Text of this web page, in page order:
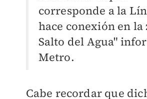
corresponde a la
hace conexión en la
Salto del Agua"
Metro.
Cabe recordar que